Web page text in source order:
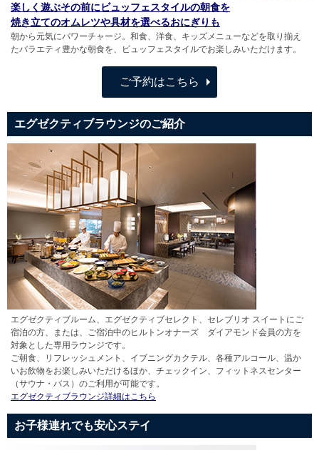
楽しく遊ぶその前にビュッフェスタイルの朝食を
焼き立てのオムレツや具材を選べるおにぎりも
朝から元気にパワーチャージ。和食、洋食、キッズメニューなどを取り揃え
たバラエティ豊かな朝食を、ビュッフェスタイルでお楽しみいただけます。
ご予約はこちら
エグゼクティブラウンジのご紹介
エグゼクティブルーム、エグゼクティブセレクト、セレブリオ スイートにご
宿泊の方、または、ご宿泊中のヒルトンオナーズ ダイアモンド会員の方を
対象とした専用ラウンジです。
ご朝食、リフレッシュメント、イブニングカクテル、各種アルコール、温か
いお飲物をお楽しみいただけるほか、チェックイン、フィットネスセンター
（サウナ・バス）のご利用が可能です。
エグゼクティブラウンジ詳細はこちら
お子様連れでも安心ステイ